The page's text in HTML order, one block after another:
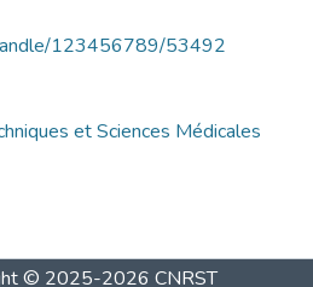
123456789/53492
et Sciences Médicales
© 2025-2026 CNRST